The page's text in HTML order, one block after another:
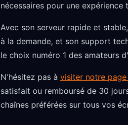
nécessaires pour une
Avec son serveur rapide et
à la demande, et son support
le choix numéro 1 des amateurs
N'hésitez pas à visiter notre
satisfait ou remboursé de 30
chaînes préférées sur tous vos